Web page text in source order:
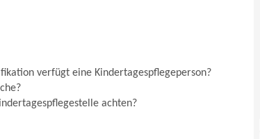
verfügt eine Kindertagespflegeperson?
achten?